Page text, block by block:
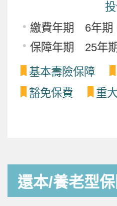
繳費年期 6年期
保障年期 25年
基本壽險保障
豁免保費
重
還本/養老型